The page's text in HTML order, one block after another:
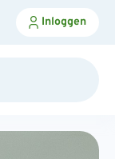
Inloggen